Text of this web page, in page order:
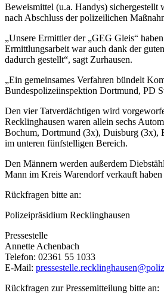
Beweismittel (u.a. Handys) sichergestellt
nach Abschluss der polizeilichen
„Unsere Ermittler der „GEG Gleis“
Ermittlungsarbeit war auch dank der
dadurch gestellt“, sagt Zurhausen.
„Ein gemeinsames Verfahren bündelt
Bundespolizeiinspektion Dortmund, PD
Den vier Tatverdächtigen wird
Recklinghausen waren allein sechs
Bochum, Dortmund (3x), Duisburg (3x),
im unteren fünfstelligen Bereich.
Den Männern werden außerdem
Mann im Kreis Warendorf verkauft
Rückfragen bitte an:
Polizeipräsidium Recklinghausen
Pressestelle
Annette Achenbach
Telefon: 02361 55 1033
E-Mail:
Rückfragen zur Pressemitteilung bitte an: